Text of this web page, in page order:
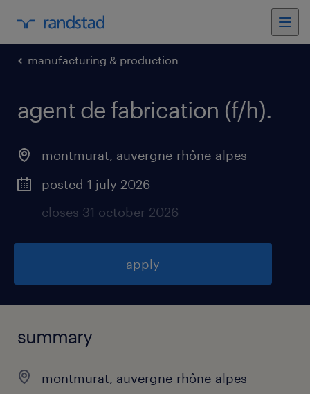
manufacturing & production
agent de fabrication (f/h).
montmurat, auvergne-rhône-alpes
posted 1 july 2026
closes 31 october 2026
apply
summary
montmurat, auvergne-rhône-alpes